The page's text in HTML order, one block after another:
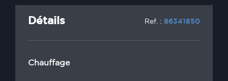
Détails Ref. : 86341850
Chauffage